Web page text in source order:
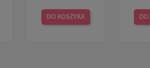
DO KOSZYKA